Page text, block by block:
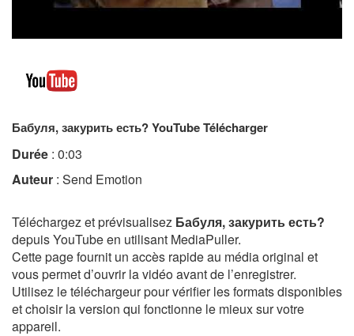
Бабуля, закурить есть? YouTube Télécharger
Durée : 0:03
Auteur : Send Emotion
Téléchargez et prévisualisez Бабуля, закурить есть?
depuis YouTube en utilisant MediaPuller.
Cette page fournit un accès rapide au média original et
vous permet d’ouvrir la vidéo avant de l’enregistrer.
Utilisez le téléchargeur pour vérifier les formats disponibles
et choisir la version qui fonctionne le mieux sur votre
appareil.